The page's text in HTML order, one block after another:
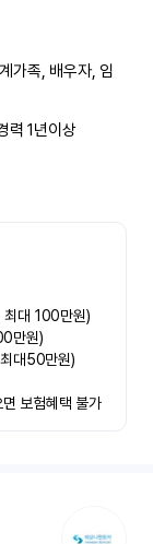
가족, 배우자, 임
력 1년이상
최대 100만원)
만원)
대50만원)
보험혜택 불가